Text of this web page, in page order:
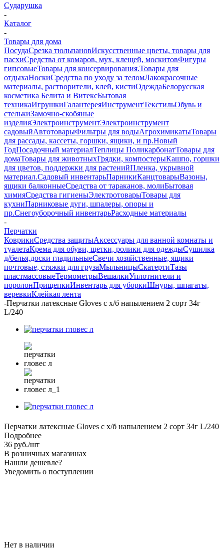
Сударушка
-
Каталог
-
Товары для дома
ПосудаСрезка тюльпановИскусственные цветы, товары для
пасхиСредства от комаров, мух, клещей, москитовФигуры
гипсовыеТовары для консервирования.Товары для
отдыхаНоскиСредства по уходу за теломЛакокрасочные
материалы, растворители, клей, кистиОдеждаБелорусская
косметика Белита и ВитексБытовая
техникаИгрушкиГалантереяИнструментТекстильОбувь и
стелькиЗамочно-скобяные
изделияЭлектроинструментЭлектроинструмент
садовыйАвтотоварыФильтры для водыАгрохимикатыТовары
для рассады, кассеты, горшки, ящики, и пр.Новый
ГодПосадочный материалТеплицы ПоликарбонатТовары для
домаТовары для животныхГрядки, компостерыКашпо, горшки
для цветов, поддержки для растенийПленка, укрывной
материал.Садовый инвентарьПарникиКанцтоварыВазоны,
ящики балконныеСредства от тараканов, молиБытовая
химияСредства гигиеныЭлектротоварыТовары для
кухниПарниковые дуги, шпалеры, опоры и
пр.Снегоуборочный инвентарьРасходные материалы
-
Перчатки
КоврикиСредства защитыАксессуары для ванной комнаты и
туалетаКрема для обуви, щетки, ролики для одеждыСушилка
д/белья,доски гладильныеСвечи хозяйственные, ящики
почтовые, стяжки для грузаМыльницыСкатертиТазы
пластмассовыеТермометрыВешалкиУплотнители и
поролонПрищепкиИнвентарь для уборкиШнуры, шпагаты,
веревкиКлейкая лента
-Перчатки латексные Gloves с х/б напылением 2 сорт 34г
L/240
Перчатки латексные Gloves с х/б напылением 2 сорт 34г L/240
Подробнее
36 руб./шт
В розничных магазинах
Нашли дешевле?
Уведомить о поступлении
Нет в наличии